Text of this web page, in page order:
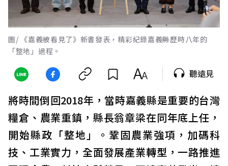
圖/ 《嘉義被看見了》新書發表，精彩紀錄嘉義縣歷時八年的
「整地」過程。
聽遠見
將時間倒回2018年，當時嘉義縣是重要的台灣
糧倉、農業重鎮，縣長翁章梁在同年底上任，
開始縣政「整地」。鞏固農業強項，加碼科
技、工業實力，全面發展產業轉型，一路推進